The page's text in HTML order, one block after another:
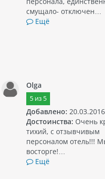
смущало- отключен…
Ещё
Olga
5из 5
Добавлено: 20.03.2016
Достоинства: Очень
тихий, с отзывчивым
персоналом отель!!!
восторге!…
Ещё